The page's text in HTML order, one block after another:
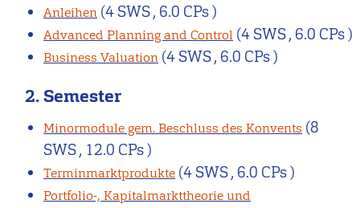
Anleihen (4 SWS , 6.0 CPs )
Advanced Planning and Control (4 SWS , 6.0 CPs )
Business Valuation (4 SWS , 6.0 CPs )
2. Semester
Minormodule gem. Beschluss des Konvents (8
SWS , 12.0 CPs )
Terminmarktprodukte (4 SWS , 6.0 CPs )
Portfolio-, Kapitalmarkttheorie und